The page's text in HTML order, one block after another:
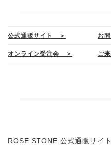
公式通販サイト ＞ お
オンライン受注会 ＞ ご
ROSE STONE 公式通販サイト